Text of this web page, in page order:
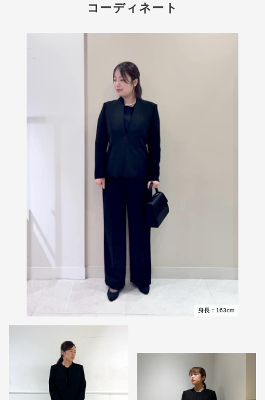
コーディネート
身長：163cm